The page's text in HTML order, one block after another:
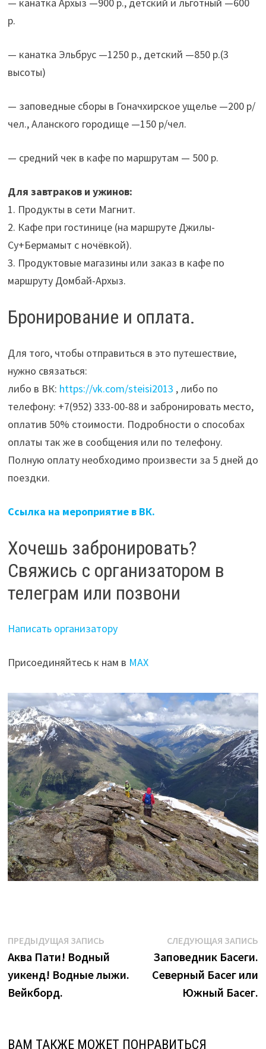
— канатка Архыз —900 р., детский и льготный —600
р.
— канатка Эльбрус —1250 р., детский —850 р.(3
высоты)
— заповедные сборы в Гоначхирское ущелье —200 р/
чел., Аланского городище —150 р/чел.
— средний чек в кафе по маршрутам — 500 р.
Для завтраков и ужинов:
1. Продукты в сети Магнит.
2. Кафе при гостинице (на маршруте Джилы-
Су+Бермамыт с ночёвкой).
3. Продуктовые магазины или заказ в кафе по
маршруту Домбай-Архыз.
Бронирование и оплата.
Для того, чтобы отправиться в это путешествие,
нужно связаться:
либо в ВК: https://vk.com/steisi2013 , либо по
телефону: +7(952) 333-00-88 и забронировать место,
оплатив 50% стоимости. Подробности о способах
оплаты так же в сообщения или по телефону.
Полную оплату необходимо произвести за 5 дней до
поездки.
Ссылка на мероприятие в ВК.
Хочешь забронировать?
Свяжись с организатором в
телеграм или позвони
Написать организатору
Присоединяйтесь к нам в МАХ
Навигация
по
записям
ПРЕДЫДУЩАЯ ЗАПИСЬПредыдущая
запись:
Аква Пати! Водный
уикенд! Водные лыжи.
Вейкборд.
СЛЕДУЮЩАЯ ЗАПИСЬ
Заповедник Басеги.
Северный Басег или
Южный Басег.
ВАМ ТАКЖЕ МОЖЕТ ПОНРАВИТЬСЯ